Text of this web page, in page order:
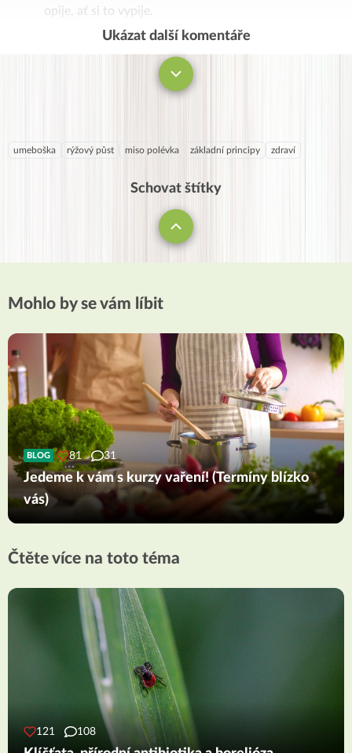
opije, ať si to vypije.
Ukázat další komentáře
umeboška rýžový půst miso polévka základní principy zdraví
Schovat štítky
Mohlo by se vám líbit
BLOG 81 31
Jedeme k vám s kurzy vaření! (Termíny blízko
vás)
Čtěte více na toto téma
121 108